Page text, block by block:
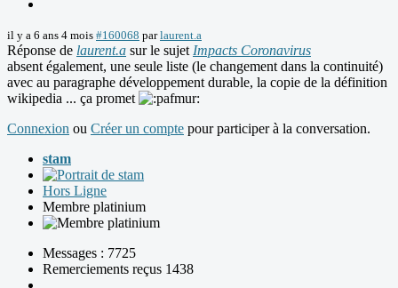
il y a 6 ans 4 mois #160068 parlaurent.a
Réponse de laurent.a sur le sujet Impacts Coronavirus
absent également, une seule liste (le changement dans la continuité)
avec au paragraphe développement durable, la copie de la définition
wikipedia ... ça promet
Connexion ou Créer un compte pour participer à la conversation.
stam
Hors Ligne
Membre platinium
Messages : 7725
Remerciements reçus 1438